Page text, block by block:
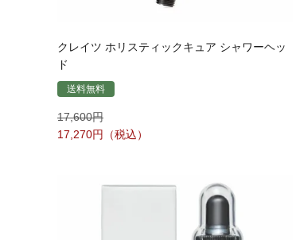
クレイツ ホリスティックキュア シャワーヘッ
ド
送料無料
17,600
17,270